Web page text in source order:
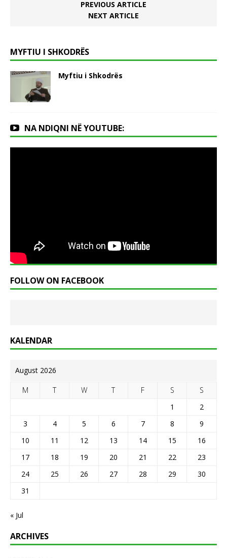
PREVIOUS ARTICLE
NEXT ARTICLE
MYFTIU I SHKODRËS
Myftiu i Shkodrës
NA NDIQNI NË YOUTUBE:
FOLLOW ON FACEBOOK
KALENDAR
August 2026
M T W T F S
S
1
2
3
4 5 6 7 8
9
10
11 12 13 14 15
16
17
18 19 20 21 22
23
24
25 26 27 28 29
30
31
« Jul
ARCHIVES